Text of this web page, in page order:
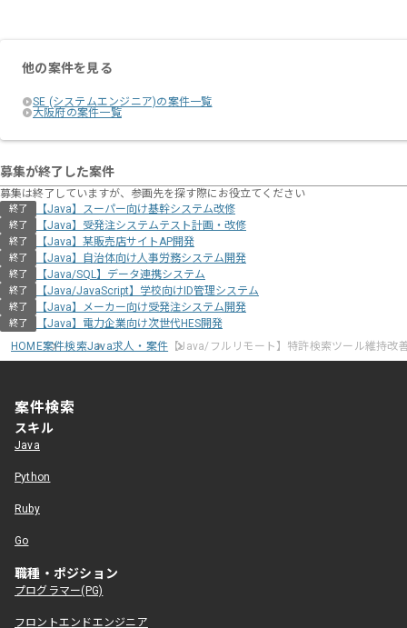
他の案件を見る
SE (システムエンジニア)の案件一覧
大阪府の案件一覧
募集が終了した案件
募集は終了していますが、参画先を探す際にお役立てください
終了 【Java】スーパー向け基幹システム改修
終了 【Java】受発注システムテスト計画・改修
終了 【Java】某販売店サイトAP開発
終了 【Java】自治体向け人事労務システム開発
終了 【Java/SQL】データ連携システム
終了 【Java/JavaScript】学校向けID管理システム
終了 【Java】メーカー向け受発注システム開発
終了
【Java】電力企業向け次世代HES開発
HOME案件検索Java求人・案件 【Java/フルリモート】特許検索ツール維持
案件検索
スキル
Java
Python
Ruby
Go
職種・ポジション
プログラマー(PG)
フロントエンドエンジニア